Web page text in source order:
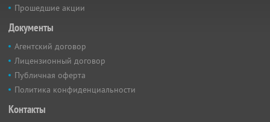
Прошедшие акции
Документы
Агентский договор
Лицензионный договор
Публичная оферта
Политика конфиденциальности
Контакты